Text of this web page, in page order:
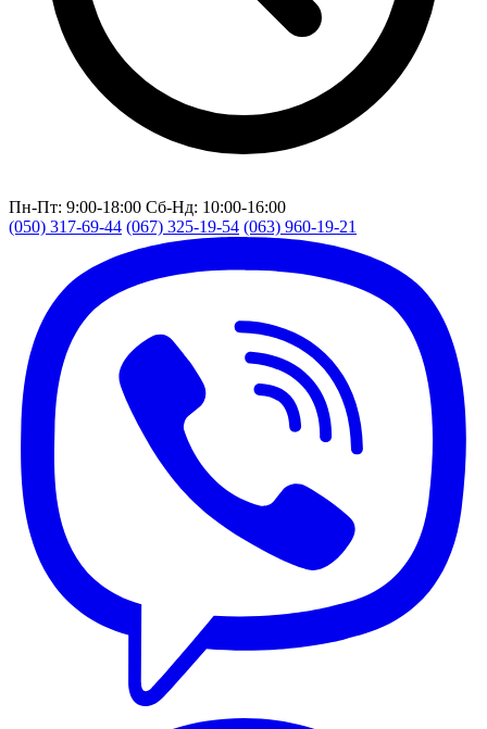
Пн-Пт: 9:00-18:00 Сб-Нд: 10:00-16:00
(050) 317-69-44 (067) 325-19-54 (063) 960-19-21